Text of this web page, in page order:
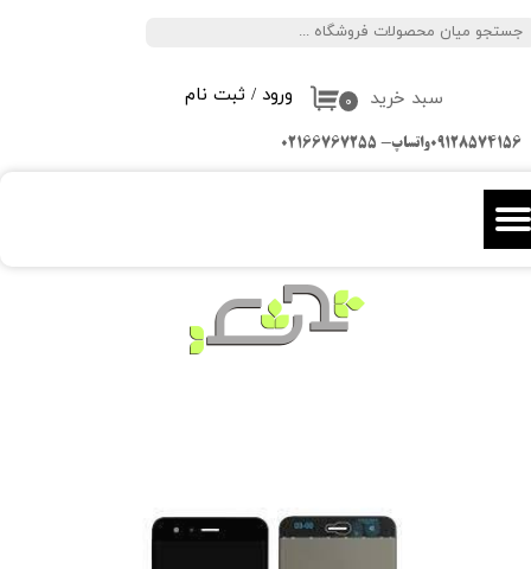
ورود / ثبت نام
تغییر گذر واژه
سفارشات
خروج از حساب کاربری
۰ سبد خرید